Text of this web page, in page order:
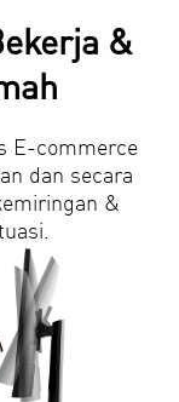
&
E-commerce
dan secara
&